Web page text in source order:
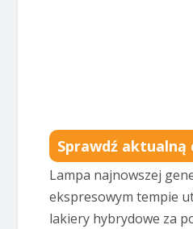
Sprawdź aktualną
Lampa najnowszej
ekspresowym tempie
lakiery hybrydowe za